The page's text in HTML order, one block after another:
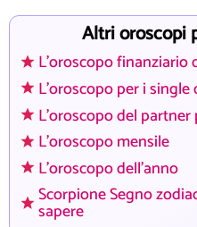
Altri oroscopi
L'oroscopo finanziario
L'oroscopo per i single
L'oroscopo del partner
L'oroscopo mensile
L'oroscopo dell'anno
Scorpione Segno
sapere